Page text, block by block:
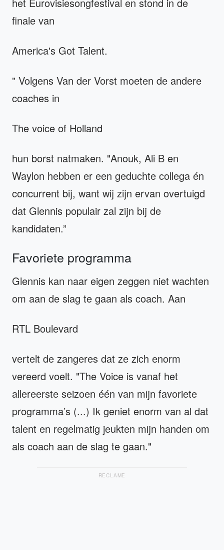
finale van
America's Got Talent.
" Volgens Van der Vorst moeten de andere
coaches in
The voice of Holland
hun borst natmaken. "Anouk, Ali B en
Waylon hebben er een geduchte collega én
concurrent bij, want wij zijn ervan overtuigd
dat Glennis populair zal zijn bij de
kandidaten.”
Favoriete programma
Glennis kan naar eigen zeggen niet wachten
om aan de slag te gaan als coach. Aan
RTL Boulevard
vertelt de zangeres dat ze zich enorm
vereerd voelt. "The Voice is vanaf het
allereerste seizoen één van mijn favoriete
programma’s (...) Ik geniet enorm van al dat
talent en regelmatig jeukten mijn handen om
als coach aan de slag te gaan."
RECLAME